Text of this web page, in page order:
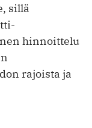
sillä
hinnoittelu
rajoista ja